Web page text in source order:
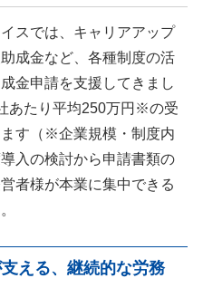
スでは、キャリアアップ
成金など、各種制度の活
金申請を支援してきまし
あたり平均250万円※の受
す（※企業規模・制度内
入の検討から申請書類の
者様が本業に集中できる
える、継続的な労務